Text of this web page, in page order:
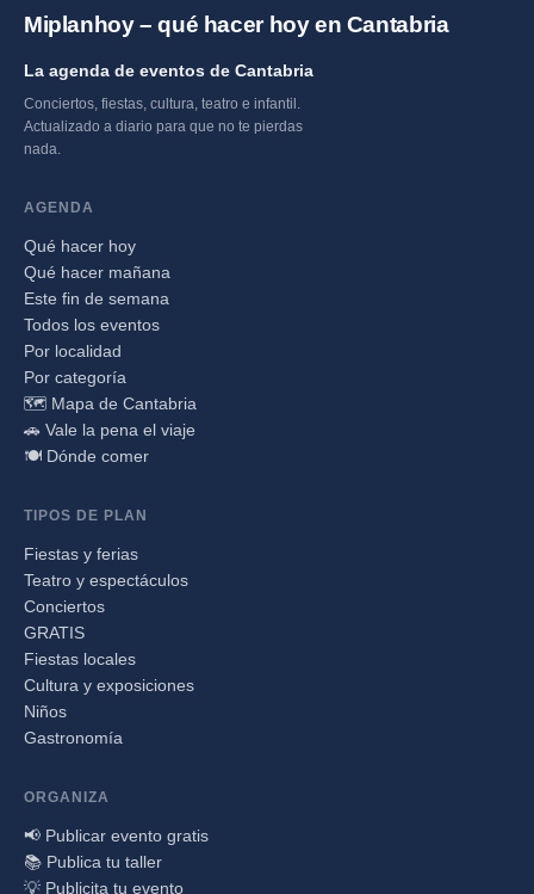
Miplanhoy – qué hacer hoy en Cantabria
La agenda de eventos de Cantabria
Conciertos, fiestas, cultura, teatro e infantil.
Actualizado a diario para que no te pierdas
nada.
AGENDA
Qué hacer hoy
Qué hacer mañana
Este fin de semana
Todos los eventos
Por localidad
Por categoría
🗺️ Mapa de Cantabria
🚗 Vale la pena el viaje
🍽️ Dónde comer
TIPOS DE PLAN
Fiestas y ferias
Teatro y espectáculos
Conciertos
GRATIS
Fiestas locales
Cultura y exposiciones
Niños
Gastronomía
ORGANIZA
📢 Publicar evento gratis
📚 Publica tu taller
💡 Publicita tu evento